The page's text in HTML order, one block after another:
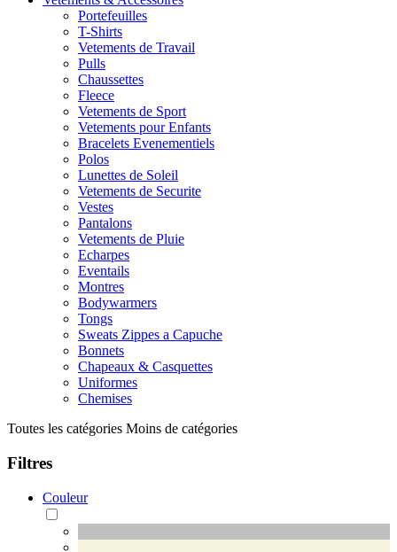
Portefeuilles
T-Shirts
Vetements de Travail
Pulls
Chaussettes
Fleece
Vetements de Sport
Vetements pour Enfants
Bracelets Evenementiels
Polos
Lunettes de Soleil
Vetements de Securite
Vestes
Pantalons
Vetements de Pluie
Echarpes
Eventails
Montres
Bodywarmers
Tongs
Sweats Zippes a Capuche
Bonnets
Chapeaux & Casquettes
Uniformes
Chemises
Toutes les catégories Moins de catégories
Filtres
Couleur